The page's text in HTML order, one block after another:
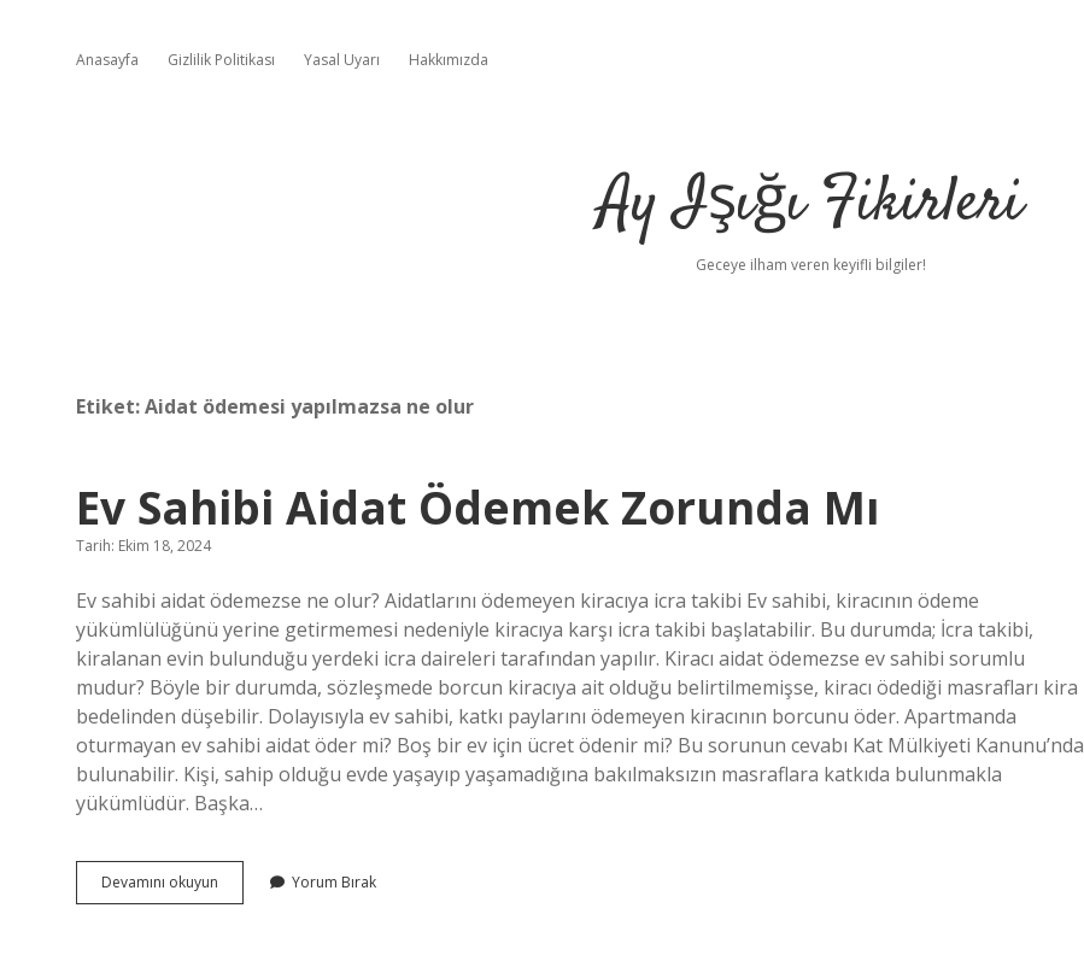
Anasayfa Gizlilik Politikası Yasal Uyarı Hakkımızda
Ay Işığı Fikirleri
Geceye ilham veren keyifli bilgiler!
Etiket:Aidat ödemesi yapılmazsa ne olur
Ev Sahibi Aidat Ödemek Zorunda Mı
Tarih: Ekim 18, 2024
Ev sahibi aidat ödemezse ne olur? Aidatlarını ödemeyen kiracıya icra takibi Ev sahibi, kiracının ödeme
yükümlülüğünü yerine getirmemesi nedeniyle kiracıya karşı icra takibi başlatabilir. Bu durumda; İcra takibi,
kiralanan evin bulunduğu yerdeki icra daireleri tarafından yapılır. Kiracı aidat ödemezse ev sahibi sorumlu
mudur? Böyle bir durumda, sözleşmede borcun kiracıya ait olduğu belirtilmemişse, kiracı ödediği masrafları kira
bedelinden düşebilir. Dolayısıyla ev sahibi, katkı paylarını ödemeyen kiracının borcunu öder. Apartmanda
oturmayan ev sahibi aidat öder mi? Boş bir ev için ücret ödenir mi? Bu sorunun cevabı Kat Mülkiyeti Kanunu’nda
bulunabilir. Kişi, sahip olduğu evde yaşayıp yaşamadığına bakılmaksızın masraflara katkıda bulunmakla
yükümlüdür. Başka…
Devamını okuyun
Sahibi
Yorum Bırak